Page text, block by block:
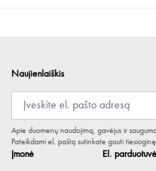
Įmonė El. parduotuvė
Naujienlaiškis
Apie duomenų naudojimą, gavėjus ir
Pateikdami el. paštą sutinkate gauti